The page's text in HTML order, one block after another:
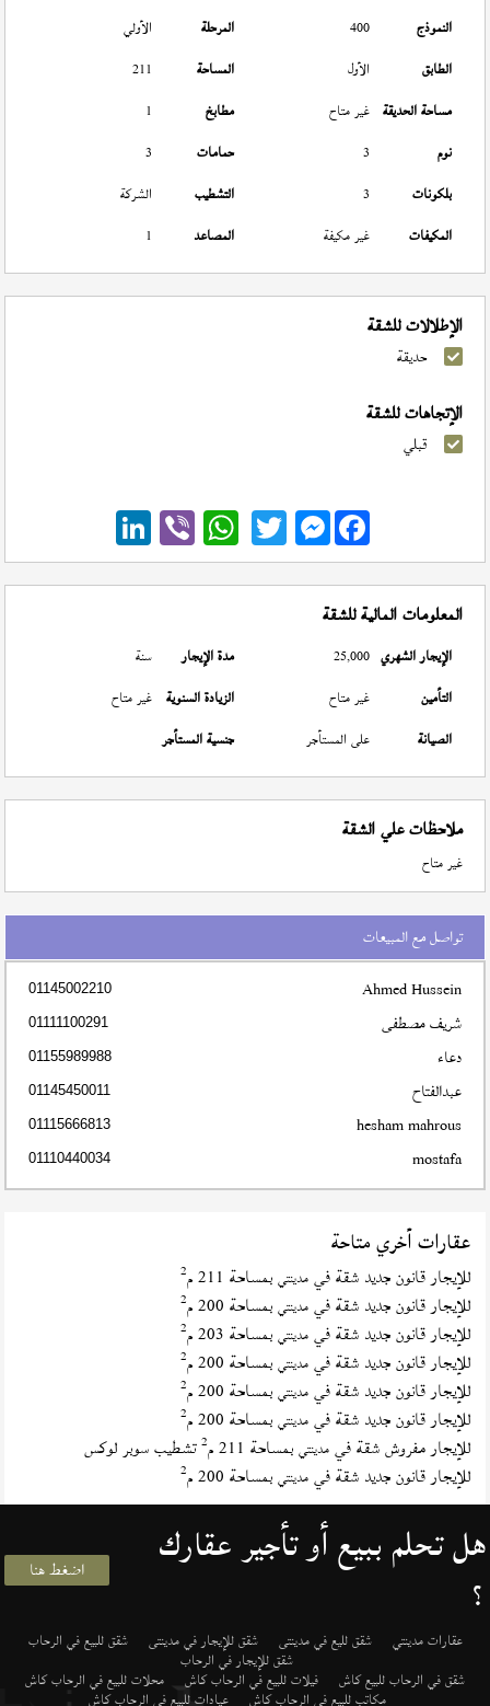
النموذج
400 المرحلة
الأولي
الطابق
الأول المساحة
211
مساحة الحديقة غير متاح مطابخ
1
نوم
3 حمامات
3
بلكونات
3 التشطيب
الشركة
المكيفات
غير مكيفة المصاعد 1
الإطلالات للشقة
حديقة
الإتجاهات للشقة
قبلي
Messenger
المعلومات المالية للشقة
الإيجار الشهري 25,000 مدة الإيجار
سنة
التأمين
غير متاح الزيادة السنوية غير متاح
الصيانة
على المستأجر جنسية المستأجر
ملاحظات علي الشقة
غير متاح
تواصل مع المبيعات
Ahmed Hussein
01145002210
شريف مصطفى 01111100291
دعاء 01155989988
عبدالفتاح 01145450011
hesham mahrous
01115666813
mostafa
01110440034
عقارات أخري متاحة
للإيجار قانون جديد شقة فيمدينتي بمساحة 211 م 2
للإيجار قانون جديد شقة فيمدينتي بمساحة 200 م 2
للإيجار قانون جديد شقة فيمدينتي بمساحة 203 م 2
للإيجار قانون جديد شقة فيمدينتي بمساحة 200 م 2
للإيجار قانون جديد شقة فيمدينتي بمساحة 200 م 2
للإيجار قانون جديد شقة فيمدينتي بمساحة 200 م 2
للإيجار مفروش شقة فيمدينتي بمساحة 211 م 2تشطيب سوبر لوكس
للإيجار قانون جديد شقة فيمدينتي بمساحة 200 م 2
هل تحلم ببيع أو تأجير عقارك
؟ اضغط هنا
عقارات مدينتي شقق لليع في مدينتى شقق للإيجار في مدينتى شقق للبيع في الرحاب
شقق للإيجار في الرحاب
شقق في الرحاب للبيع كاش فيلات للبيع في الرحاب كاش محلات للبيع في الرحاب كاش
مكاتب للبيع في الرحاب كاش عيادات للبيع في الرحاب كاش